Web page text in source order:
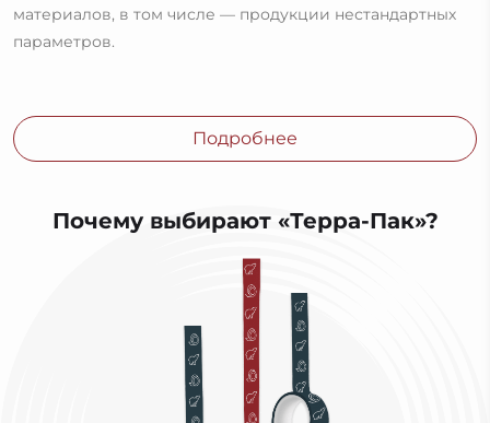
материалов, в том числе — продукции нестандартных
параметров.
Подробнее
Почему выбирают «Терра-Пак»?